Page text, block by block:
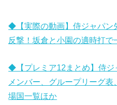
◆【実際の動画】侍ジャパン
反撃！坂倉と小園の適時打で
◆【プレミア12まとめ】侍
メンバー、グループリーグ
場国一覧ほか